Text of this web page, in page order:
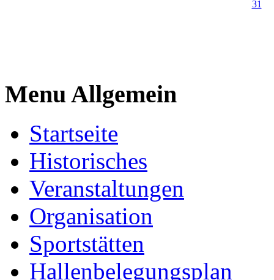
31
Menu Allgemein
Startseite
Historisches
Veranstaltungen
Organisation
Sportstätten
Hallenbelegungsplan